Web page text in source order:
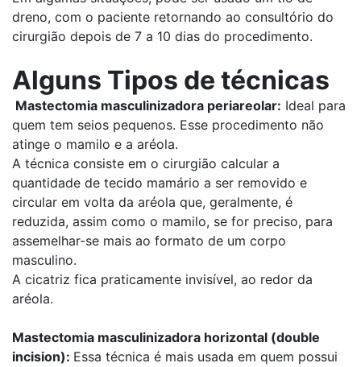
dreno, com o paciente retornando ao consultório do
cirurgião depois de 7 a 10 dias do procedimento.
Alguns Tipos de técnicas
Mastectomia masculinizadora periareolar: Ideal para
quem tem seios pequenos. Esse procedimento não
atinge o mamilo e a aréola.
A técnica consiste em o cirurgião calcular a
quantidade de tecido mamário a ser removido e
circular em volta da aréola que, geralmente, é
reduzida, assim como o mamilo, se for preciso, para
assemelhar-se mais ao formato de um corpo
masculino.
A cicatriz fica praticamente invisível, ao redor da
aréola.
Mastectomia masculinizadora horizontal (double
incision): Essa técnica é mais usada em quem possui